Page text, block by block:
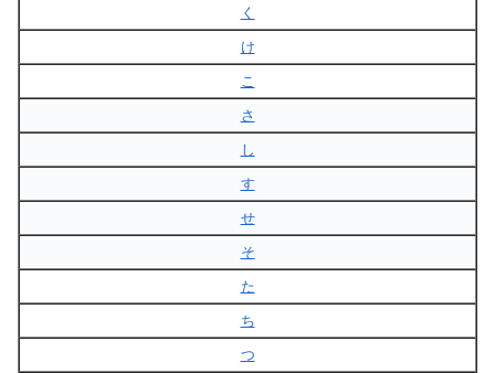
く
け
こ
さ
し
す
せ
そ
た
ち
つ